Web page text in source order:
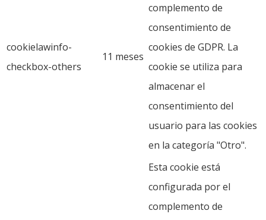
cookielawinfo-
checkbox-others
11 meses
complemento de
consentimiento de
cookies de GDPR. La
cookie se utiliza para
almacenar el
consentimiento del
usuario para las cookies
en la categoría "Otro".
Esta cookie está
configurada por el
complemento de